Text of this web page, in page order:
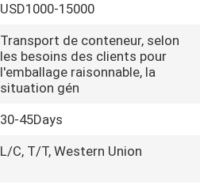
USD1000-15000
Transport de conteneur, selon
les besoins des clients pour
l'emballage raisonnable, la
situation gén
30-45Days
L/C, T/T, Western Union